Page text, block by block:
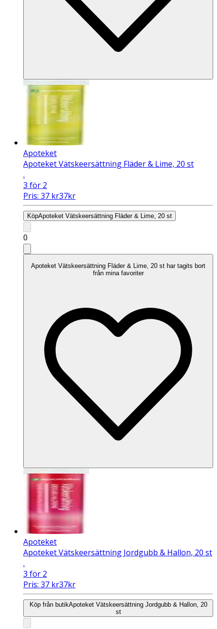
Apoteket
Apoteket Vätskeersättning Fläder & Lime, 20 st
.
3 för 2
Pris: 37 kr37kr
KöpApoteket Vätskeersättning Fläder & Lime, 20 st
0
Apoteket Vätskeersättning Fläder & Lime, 20 st har tagits bort
från mina favoriter
Apoteket
Apoteket Vätskeersättning Jordgubb & Hallon, 20 st
.
3 för 2
Pris: 37 kr37kr
Köp från butikApoteket Vätskeersättning Jordgubb & Hallon, 20
st